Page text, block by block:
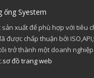
ống Syestem
xuất để phù hợp với tiêu
được chấp thuận bởi
trở thành một doanh
sơ đồ trang web